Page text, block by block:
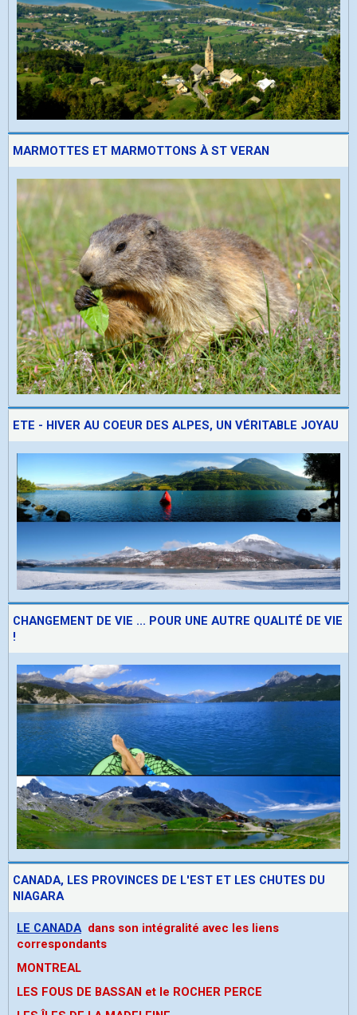
MARMOTTES ET MARMOTTONS À ST VERAN
ETE - HIVER AU COEUR DES ALPES, UN VÉRITABLE JOYAU
CHANGEMENT DE VIE ... POUR UNE AUTRE QUALITÉ DE VIE
!
CANADA, LES PROVINCES DE L'EST ET LES CHUTES DU
NIAGARA
LE CANADA dans son intégralité avec les liens
correspondants
MONTREAL
LES FOUS DE BASSAN et le ROCHER PERCE